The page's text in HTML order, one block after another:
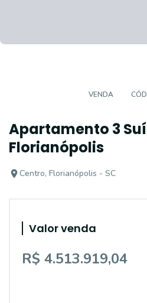
VENDA
Apartamento 3
Florianópolis
Centro, Florianópolis - SC
Valor venda
R$ 4.513.919,04